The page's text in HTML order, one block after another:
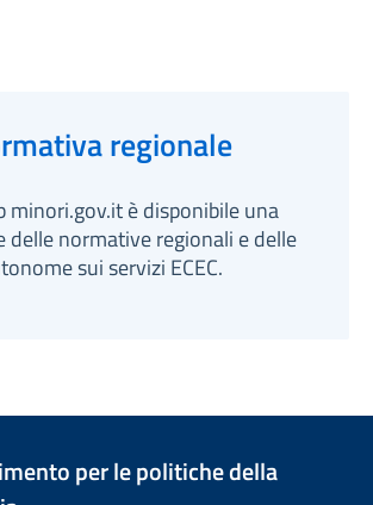
regionale
minori.gov.it è disponibile una
delle normative regionali e delle
sui servizi ECEC.
per le politiche della